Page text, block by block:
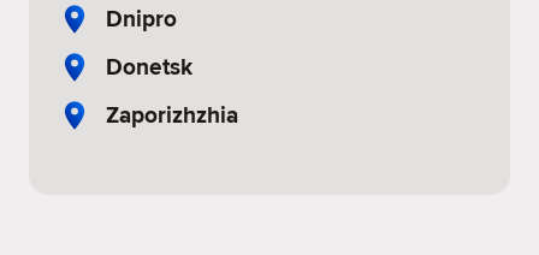
Dnipro
Donetsk
Zaporizhzhia